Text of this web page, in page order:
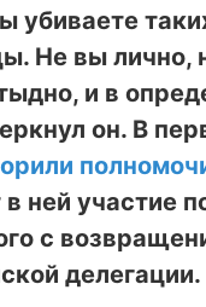
убиваете
Не вы лично,
и в
он. В
ней участие
с
делегации.